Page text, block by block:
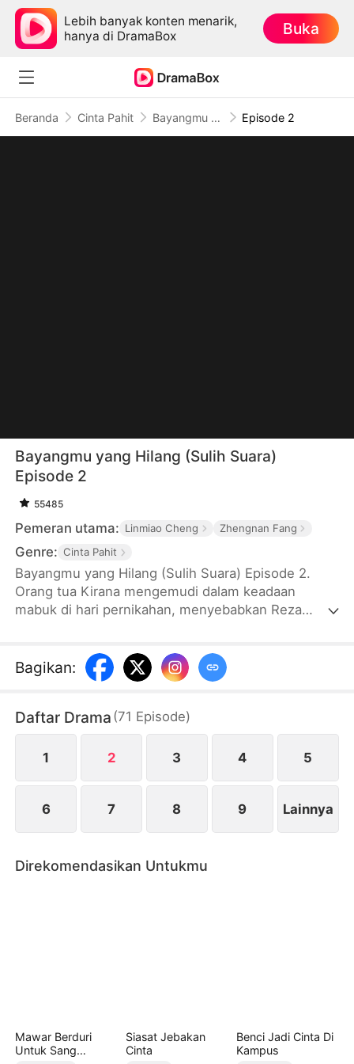
Lebih banyak konten menarik,
hanya di DramaBox
Buka
Beranda Cinta Pahit Bayangmu yang Hilang (Sulih Suara) Episode 2
Bayangmu yang Hilang (Sulih Suara)
Episode 2
55485
Pemeran utama: Linmiao Cheng Zhengnan Fang
Genre: Cinta Pahit
Bayangmu yang Hilang (Sulih Suara) Episode 2.
Orang tua Kirana mengemudi dalam keadaan
mabuk di hari pernikahan, menyebabkan Reza
musuh. Untuk menebus dosa, Kirana tetap di sisi
Reza selama lima tahun, menanggung semua
tahun, hubungan mereka berakhir dengan
penyesalan. Reza sangat terpukul setelah
kehilangannya...
Bagikan:
Daftar Drama (71 Episode)
1 2 3 4 5
6 7 8 9 Lainnya
Direkomendasikan Untukmu
Mawar Berduri
Untuk Sang
Siasat Jebakan
Cinta
Benci Jadi Cinta Di
Kampus